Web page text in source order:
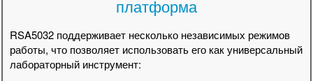
платформа
RSA5032 поддерживает несколько независимых режимов
работы, что позволяет использовать его как универсальный
лабораторный инструмент: